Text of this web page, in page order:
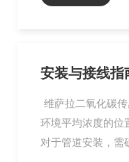
安装与接线指
维萨拉二氧化碳
环境平均浓度的位
对于管道安装，需